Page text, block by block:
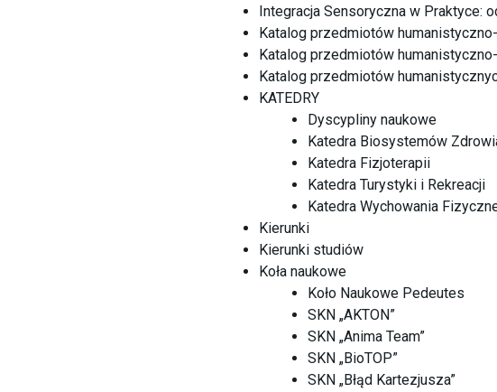
Integracja Sensoryczna w Praktyce:
Katalog przedmiotów
Katalog przedmiotów
Katalog przedmiotów
KATEDRY
Dyscypliny naukowe
Katedra Biosystemów
Katedra Fizjoterapii
Katedra Turystyki i Rekreacji
Katedra Wychowania
Kierunki
Kierunki studiów
Koła naukowe
Koło Naukowe Pedeutes
SKN „AKTON”
SKN „Anima Team”
SKN „BioTOP”
SKN „Błąd Kartezjusza”